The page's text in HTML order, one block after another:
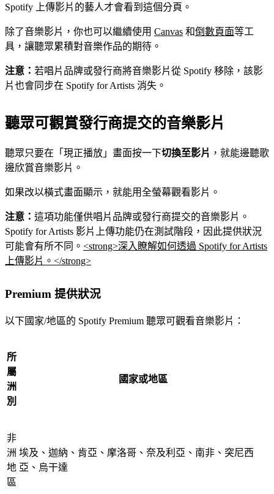
Spotify 上傳影片的藝人才會看到這個分頁。
除了音樂影片，你也可以繼續使用 Canvas 和倒數頁面等工
具，讓聽眾累積對音樂作品的期待。
注意： 若唱片品牌或發行商將音樂影片從 Spotify 移除，該影
片也會同步在 Spotify for Artists 消失。
聽眾可觀賞發行商提交的音樂影片
聽眾只要在「現正播放」畫面按一下切換至影片 ，就能邊聽歌
邊欣賞音樂影片。
如果改以橫式畫面顯示，就能用全螢幕觀看影片。
注意： 這項功能僅供唱片品牌或發行商提交的音樂影片。
Spotify for Artists 影片上傳功能仍在測試階段，因此提供狀況
可能會有所不同。 <strong>深入瞭解如何透過 Spotify for Artists
上傳影片。</strong>
Premium 提供狀況
以下國家/地區的 Spotify Premium 聽眾可觀看音樂影片：
所
屬
洲
別
國家或地區
非
洲
地
區
埃及、迦納、肯亞、摩洛哥、奈及利亞、南非、突尼西
亞、烏干達